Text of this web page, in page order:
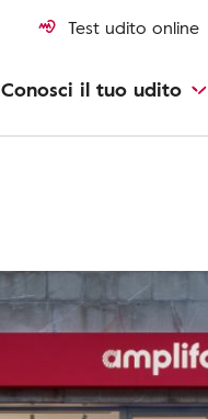
Test udito online
Conosci il tuo udito